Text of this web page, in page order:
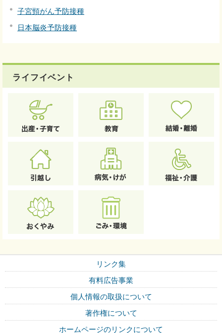
子宮頸がん予防接種
日本脳炎予防接種
ライフイベント
リンク集
有料広告事業
個人情報の取扱について
著作権について
ホームページのリンクについて